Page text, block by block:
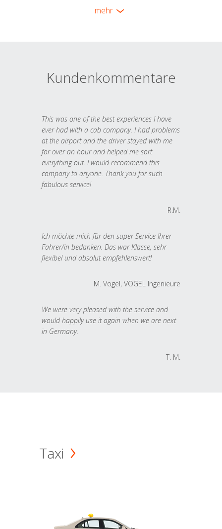
mehr
Kundenkommentare
This was one of the best experiences I have
ever had with a cab company. I had problems
at the airport and the driver stayed with me
for over an hour and helped me sort
everything out. I would recommend this
company to anyone. Thank you for such
fabulous service!
R.M.
Ich möchte mich für den super Service Ihrer
Fahrer/in bedanken. Das war Klasse, sehr
flexibel und absolut empfehlenswert!
M. Vogel, VOGEL Ingenieure
We were very pleased with the service and
would happily use it again when we are next
in Germany.
T. M.
Taxi